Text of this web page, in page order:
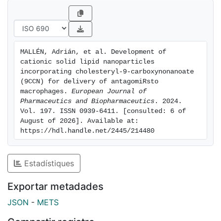
model we demonstrated that SLNs with phagocytic
signal 9-CCN target macrophages and release the
antagomiR cargo in a selective way.
MALLÉN, Adrián, et al. Development of
cationic solid lipid nanoparticles
incorporating cholesteryl-9-carboxynonanoate
(9CCN) for delivery of antagomiRsto
macrophages. European Journal of
Pharmaceutics and Biopharmaceutics . 2024.
Vol. 197. ISSN 0939-6411. [consulted: 6 of
August of 2026]. Available at:
https://hdl.handle.net/2445/214480
Estadístiques
Exportar metadades
JSON - METS